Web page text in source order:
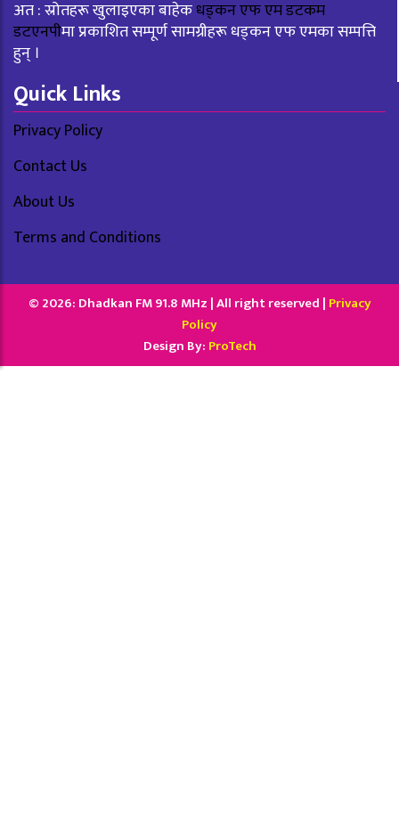
अत : स्रोतहरू खुलाइएका बाहेकधड्कन एफ एम डटकम
डटएनपीमा प्रकाशित सम्पूर्ण सामग्रीहरू धड्कन एफ एमका सम्पत्ति
हुन् ।
Quick Links
Privacy Policy
Contact Us
About Us
Terms and Conditions
© 2026: Dhadkan FM 91.8 MHz | All right reserved | Privacy
Policy
Design By: ProTech